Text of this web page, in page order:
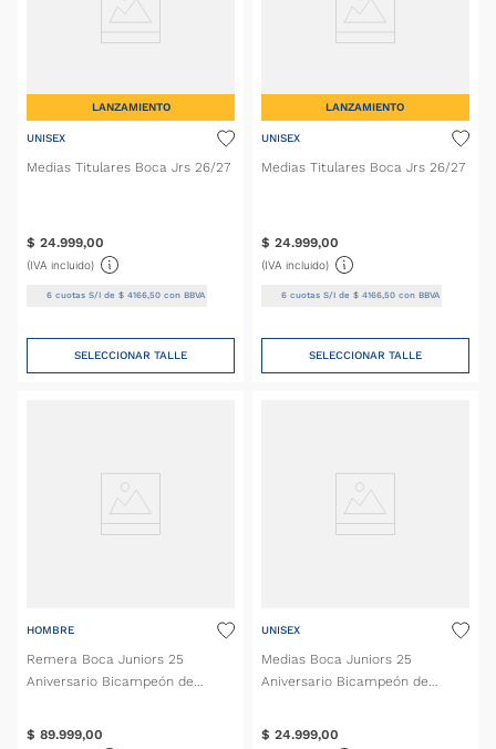
LANZAMIENTO
UNISEX
Medias Titulares Boca Jrs 26/27
$ 24.999,00
(IVA incluido)
6 cuotas S/I de$ 4166,50 con BBVA
SELECCIONAR TALLE
LANZAMIENTO
UNISEX
Medias Titulares Boca Jrs 26/27
$ 24.999,00
(IVA incluido)
6cuotas S/I de $ 4166,50con BBVA
SELECCIONAR TALLE
HOMBRE
Remera Boca Juniors 25
Aniversario Bicampeón de
$ 89.999,00
UNISEX
Medias Boca Juniors 25
Aniversario Bicampeón de
$ 24.999,00